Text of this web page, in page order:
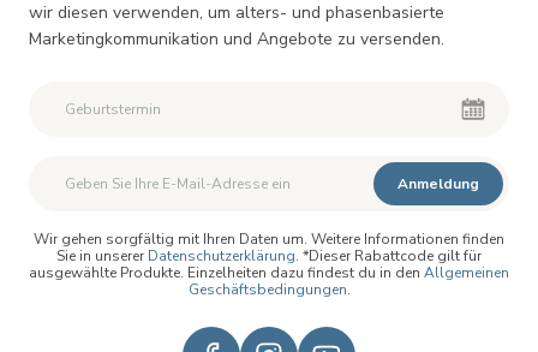
wir diesen verwenden, um alters- und phasenbasierte
Marketingkommunikation und Angebote zu versenden.
Zweiter Vorname
Anmeldung
Wir gehen sorgfältig mit Ihren Daten um. Weitere Informationen finden
Sie in unserer Datenschutzerklärung. *Dieser Rabattcode gilt für
ausgewählte Produkte. Einzelheiten dazu findest du in den Allgemeinen
Geschäftsbedingungen.